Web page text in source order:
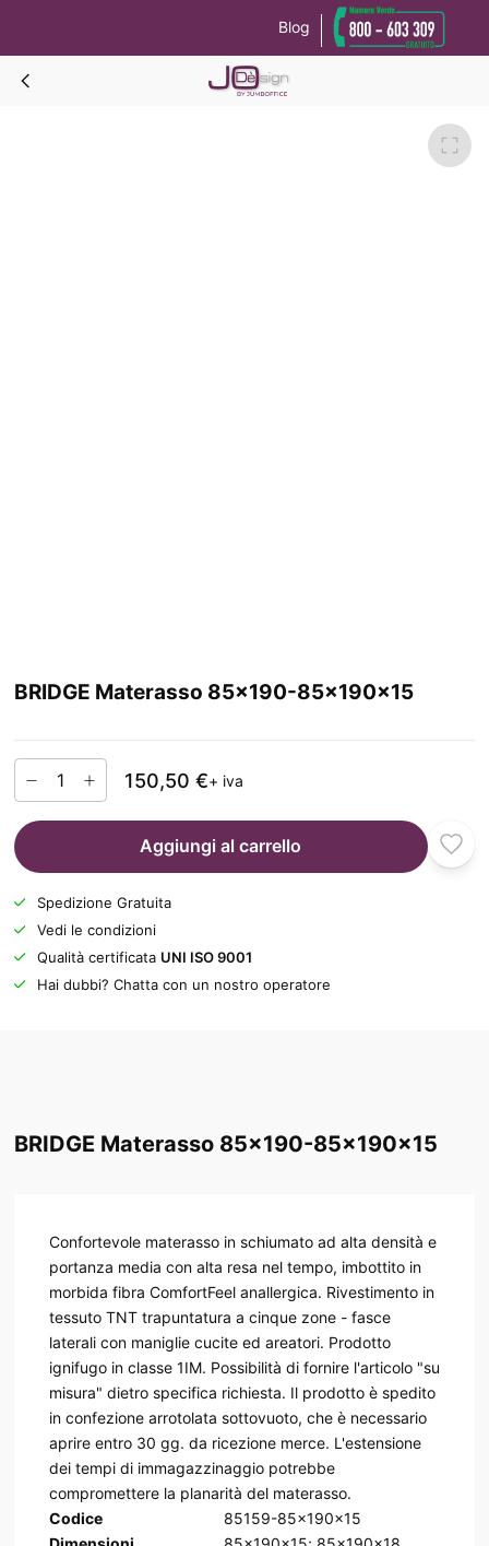
Blog
BRIDGE Materasso 85x190-85x190x15
BRIDGE Materasso 85x190-85x190x15
150,50 €+ iva
Aggiungi al carrello
Spedizione Gratuita
Vedi le condizioni
Qualità certificata UNI ISO 9001
Hai dubbi? Chatta con un nostro operatore
BRIDGE Materasso 85x190-85x190x15
Confortevole materasso in schiumato ad alta densità e
portanza media con alta resa nel tempo, imbottito in
morbida fibra ComfortFeel anallergica. Rivestimento in
tessuto TNT trapuntatura a cinque zone - fasce
laterali con maniglie cucite ed areatori. Prodotto
ignifugo in classe 1IM. Possibilità di fornire l'articolo "su
misura" dietro specifica richiesta. Il prodotto è spedito
in confezione arrotolata sottovuoto, che è necessario
aprire entro 30 gg. da ricezione merce. L'estensione
dei tempi di immagazzinaggio potrebbe
compromettere la planarità del materasso.
Codice
85159-85x190x15
Informativa sulla raccolta
Le tue preferenze relative alla privacy